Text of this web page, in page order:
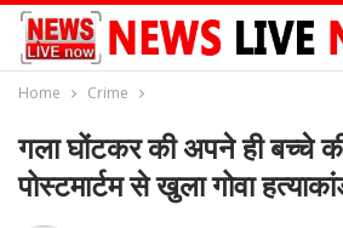
Home Crime
गला घोंटकर की अपने ही बच्चे
पोस्टमार्टम से खुला गोवा